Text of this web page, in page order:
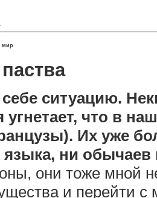
мир
ситуацию.
что в
Их уже
ни
они тоже мной
и перейти